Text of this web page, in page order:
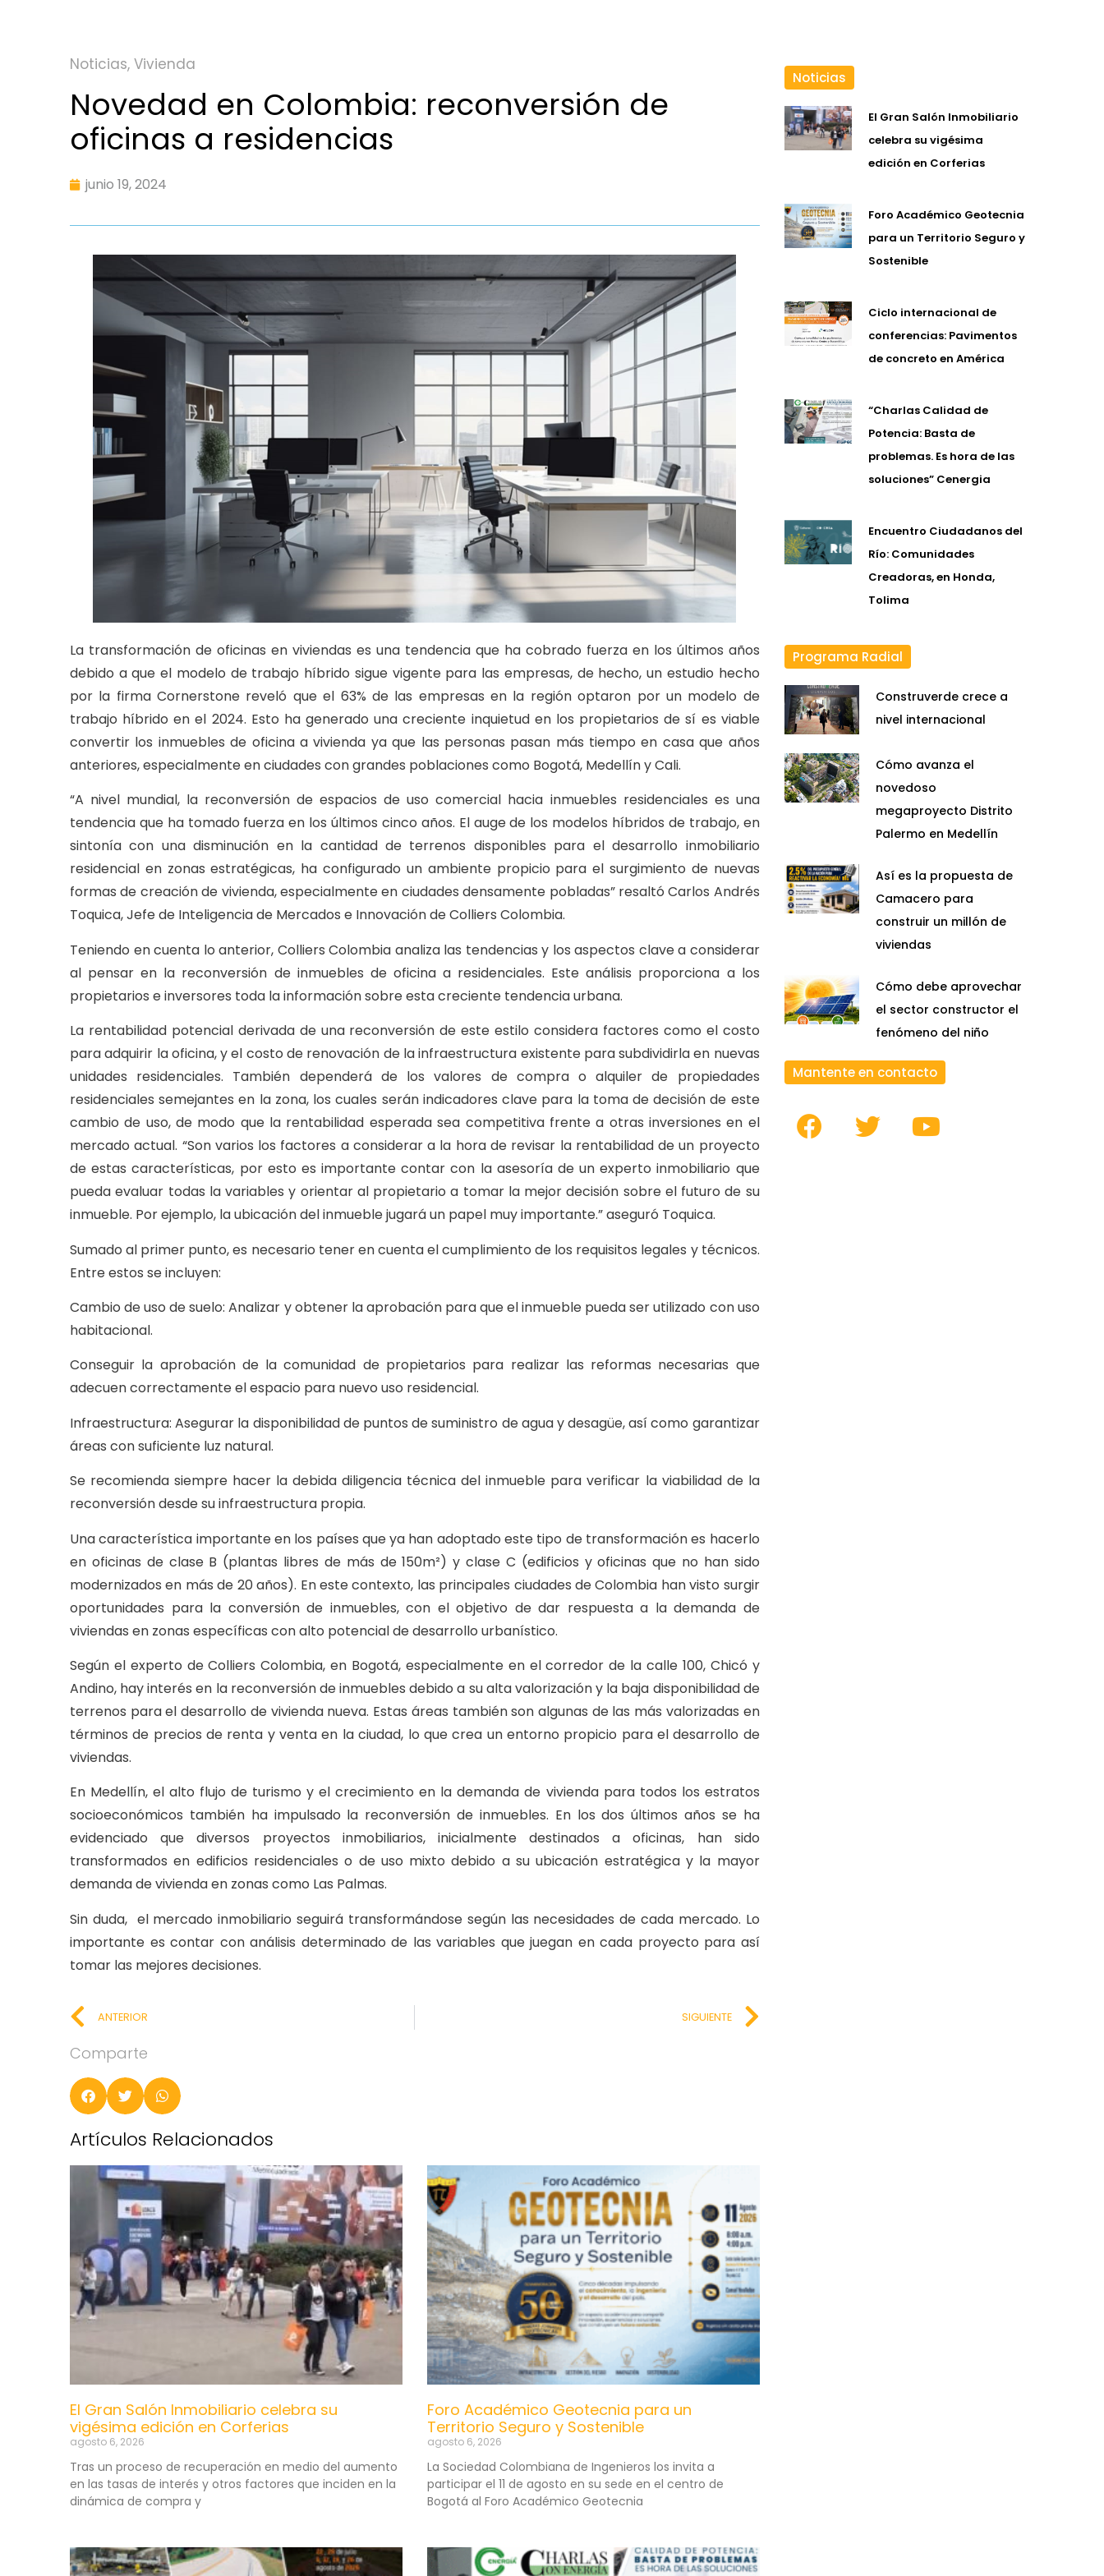
Noticias, Vivienda
Novedad en Colombia: reconversión de
oficinas a residencias
junio 19, 2024
La transformación de oficinas en viviendas es una tendencia que ha cobrado fuerza en los últimos años
debido a que el modelo de trabajo híbrido sigue vigente para las empresas, de hecho, un estudio hecho
por la firma Cornerstone reveló que el 63% de las empresas en la región optaron por un modelo de
trabajo híbrido en el 2024. Esto ha generado una creciente inquietud en los propietarios de sí es viable
convertir los inmuebles de oficina a vivienda ya que las personas pasan más tiempo en casa que años
anteriores, especialmente en ciudades con grandes poblaciones como Bogotá, Medellín y Cali.
“A nivel mundial, la reconversión de espacios de uso comercial hacia inmuebles residenciales es una
tendencia que ha tomado fuerza en los últimos cinco años. El auge de los modelos híbridos de trabajo, en
sintonía con una disminución en la cantidad de terrenos disponibles para el desarrollo inmobiliario
residencial en zonas estratégicas, ha configurado un ambiente propicio para el surgimiento de nuevas
formas de creación de vivienda, especialmente en ciudades densamente pobladas” resaltó Carlos Andrés
Toquica, Jefe de Inteligencia de Mercados e Innovación de Colliers Colombia.
Teniendo en cuenta lo anterior, Colliers Colombia analiza las tendencias y los aspectos clave a considerar
al pensar en la reconversión de inmuebles de oficina a residenciales. Este análisis proporciona a los
propietarios e inversores toda la información sobre esta creciente tendencia urbana.
La rentabilidad potencial derivada de una reconversión de este estilo considera factores como el costo
para adquirir la oficina, y el costo de renovación de la infraestructura existente para subdividirla en nuevas
unidades residenciales. También dependerá de los valores de compra o alquiler de propiedades
residenciales semejantes en la zona, los cuales serán indicadores clave para la toma de decisión de este
cambio de uso, de modo que la rentabilidad esperada sea competitiva frente a otras inversiones en el
mercado actual. “Son varios los factores a considerar a la hora de revisar la rentabilidad de un proyecto
de estas características, por esto es importante contar con la asesoría de un experto inmobiliario que
pueda evaluar todas la variables y orientar al propietario a tomar la mejor decisión sobre el futuro de su
inmueble. Por ejemplo, la ubicación del inmueble jugará un papel muy importante.” aseguró Toquica.
Sumado al primer punto, es necesario tener en cuenta el cumplimiento de los requisitos legales y técnicos.
Entre estos se incluyen:
Cambio de uso de suelo: Analizar y obtener la aprobación para que el inmueble pueda ser utilizado con uso
habitacional.
Conseguir la aprobación de la comunidad de propietarios para realizar las reformas necesarias que
adecuen correctamente el espacio para nuevo uso residencial.
Infraestructura: Asegurar la disponibilidad de puntos de suministro de agua y desagüe, así como garantizar
áreas con suficiente luz natural.
Se recomienda siempre hacer la debida diligencia técnica del inmueble para verificar la viabilidad de la
reconversión desde su infraestructura propia.
Una característica importante en los países que ya han adoptado este tipo de transformación es hacerlo
en oficinas de clase B (plantas libres de más de 150m²) y clase C (edificios y oficinas que no han sido
modernizados en más de 20 años). En este contexto, las principales ciudades de Colombia han visto surgir
oportunidades para la conversión de inmuebles, con el objetivo de dar respuesta a la demanda de
viviendas en zonas específicas con alto potencial de desarrollo urbanístico.
Según el experto de Colliers Colombia, en Bogotá, especialmente en el corredor de la calle 100, Chicó y
Andino, hay interés en la reconversión de inmuebles debido a su alta valorización y la baja disponibilidad de
terrenos para el desarrollo de vivienda nueva. Estas áreas también son algunas de las más valorizadas en
términos de precios de renta y venta en la ciudad, lo que crea un entorno propicio para el desarrollo de
viviendas.
En Medellín, el alto flujo de turismo y el crecimiento en la demanda de vivienda para todos los estratos
socioeconómicos también ha impulsado la reconversión de inmuebles. En los dos últimos años se ha
evidenciado que diversos proyectos inmobiliarios, inicialmente destinados a oficinas, han sido
transformados en edificios residenciales o de uso mixto debido a su ubicación estratégica y la mayor
demanda de vivienda en zonas como Las Palmas.
Sin duda, el mercado inmobiliario seguirá transformándose según las necesidades de cada mercado. Lo
importante es contar con análisis determinado de las variables que juegan en cada proyecto para así
tomar las mejores decisiones.
ANTERIOR SIGUIENTE
Comparte
Artículos Relacionados
El Gran Salón Inmobiliario celebra su
vigésima edición en Corferias
agosto 6, 2026
Tras un proceso de recuperación en medio del aumento
en las tasas de interés y otros factores que inciden en la
dinámica de compra y
Foro Académico Geotecnia para un
Territorio Seguro y Sostenible
agosto 6, 2026
La Sociedad Colombiana de Ingenieros los invita a
participar el 11 de agosto en su sede en el centro de
Bogotá al Foro Académico Geotecnia
Noticias
El Gran Salón Inmobiliario
celebra su vigésima
edición en Corferias
Foro Académico Geotecnia
para un Territorio Seguro y
Sostenible
Ciclo internacional de
conferencias: Pavimentos
de concreto en América
“Charlas Calidad de
Potencia: Basta de
problemas. Es hora de las
soluciones” Cenergia
Encuentro Ciudadanos del
Río: Comunidades
Creadoras, en Honda,
Tolima
Programa Radial
Construverde crece a
nivel internacional
Cómo avanza el
novedoso
megaproyecto Distrito
Palermo en Medellín
Así es la propuesta de
Camacero para
construir un millón de
viviendas
Cómo debe aprovechar
el sector constructor el
fenómeno del niño
Mantente en contacto